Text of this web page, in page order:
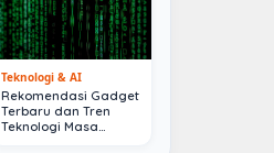
Teknologi & AI
Rekomendasi Gadget
Terbaru dan Tren
Teknologi Masa